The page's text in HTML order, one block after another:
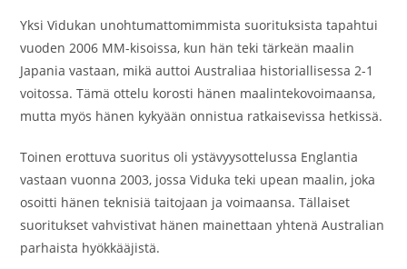
Yksi Vidukan unohtumattomimmista suorituksista tapahtui
vuoden 2006 MM-kisoissa, kun hän teki tärkeän maalin
Japania vastaan, mikä auttoi Australiaa historiallisessa 2-1
voitossa. Tämä ottelu korosti hänen maalintekovoimaansa,
mutta myös hänen kykyään onnistua ratkaisevissa hetkissä.
Toinen erottuva suoritus oli ystävyysottelussa Englantia
vastaan vuonna 2003, jossa Viduka teki upean maalin, joka
osoitti hänen teknisiä taitojaan ja voimaansa. Tällaiset
suoritukset vahvistivat hänen mainettaan yhtenä Australian
parhaista hyökkääjistä.